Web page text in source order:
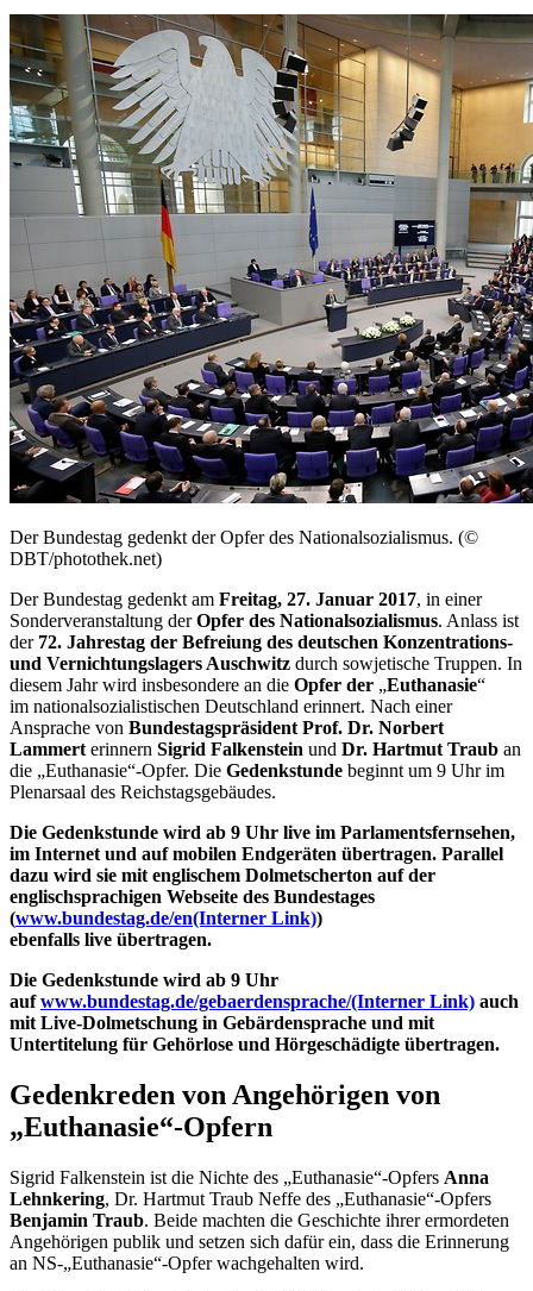
Der Bundestag gedenkt der Opfer des Nationalsozialismus. (©
DBT/photothek.net)
Der Bundestag gedenkt am Freitag, 27. Januar 2017, in einer
Sonderveranstaltung derOpfer des Nationalsozialismus. Anlass ist
der 72. Jahrestag der Befreiung des deutschen Konzentrations-
und Vernichtungslagers Auschwitz durch sowjetische Truppen. In
diesem Jahr wird insbesondere an die Opfer der „Euthanasie“
im nationalsozialistischen Deutschland erinnert. Nach einer
Ansprache von Bundestagspräsident Prof. Dr. Norbert
Lammert erinnern Sigrid Falkenstein und Dr. Hartmut Traub an
die „Euthanasie“-Opfer. Die Gedenkstunde beginnt um 9 Uhr im
Plenarsaal des Reichstagsgebäudes.
Die Gedenkstunde wird ab 9 Uhr live im Parlamentsfernsehen,
im Internet und auf mobilen Endgeräten übertragen. Parallel
dazu wird sie mit englischem Dolmetscherton auf der
englischsprachigen Webseite des Bundestages
(www.bundestag.de/en(Interner Link))
ebenfalls live übertragen.
Die Gedenkstunde wird ab 9 Uhr
aufwww.bundestag.de/gebaerdensprache/(Interner Link) auch
mit Live-Dolmetschung in Gebärdensprache und mit
Untertitelung für Gehörlose und Hörgeschädigte übertragen.
Gedenkreden von Angehörigen von
„Euthanasie“-Opfern
Sigrid Falkenstein ist die Nichte des „Euthanasie“-Opfers Anna
Lehnkering, Dr. Hartmut Traub Neffe des „Euthanasie“-Opfers
Benjamin Traub. Beide machten die Geschichte ihrer ermordeten
Angehörigen publik und setzen sich dafür ein, dass die Erinnerung
an NS-„Euthanasie“-Opfer wachgehalten wird.